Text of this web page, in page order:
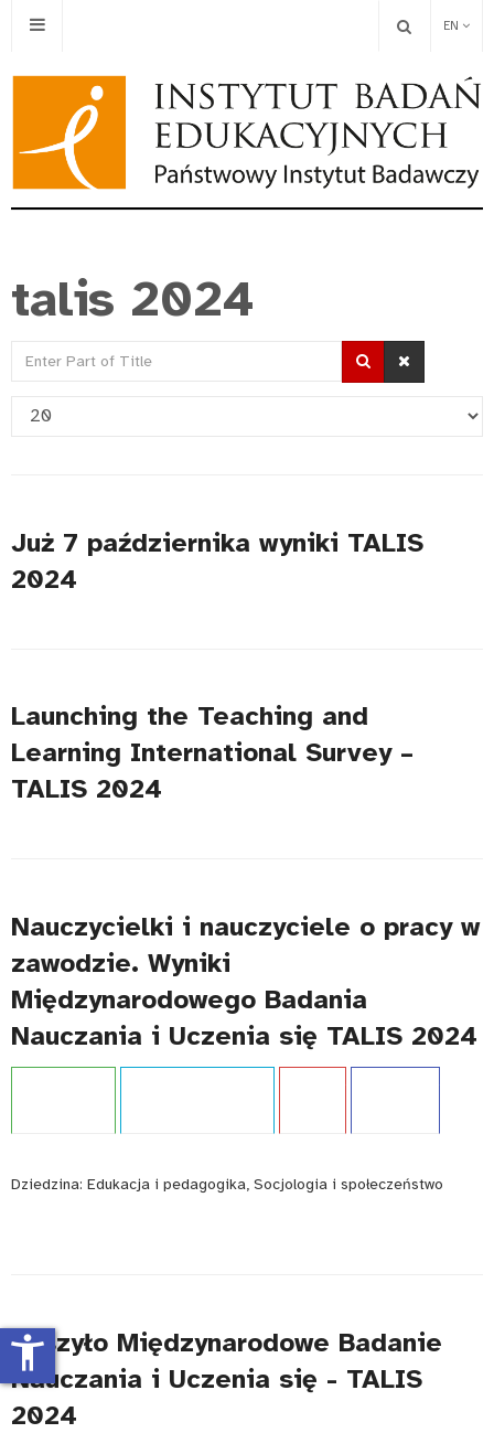
EN
talis 2024
Enter
Display
Już 7 października wyniki TALIS
2024
Launching the Teaching and
Learning International Survey –
TALIS 2024
Nauczycielki i nauczyciele o pracy w
zawodzie. Wyniki
Międzynarodowego Badania
Nauczania i Uczenia się TALIS 2024
Dziedzina: Edukacja i pedagogika, Socjologia i społeczeństwo
Ruszyło Międzynarodowe Badanie
Nauczania i Uczenia się - TALIS
2024
accessibility_new